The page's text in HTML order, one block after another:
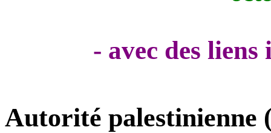
- avec des
Autorité palestinienne